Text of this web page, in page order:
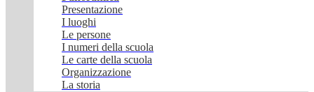
Presentazione
I luoghi
Le persone
I numeri della scuola
Le carte della scuola
Organizzazione
La storia